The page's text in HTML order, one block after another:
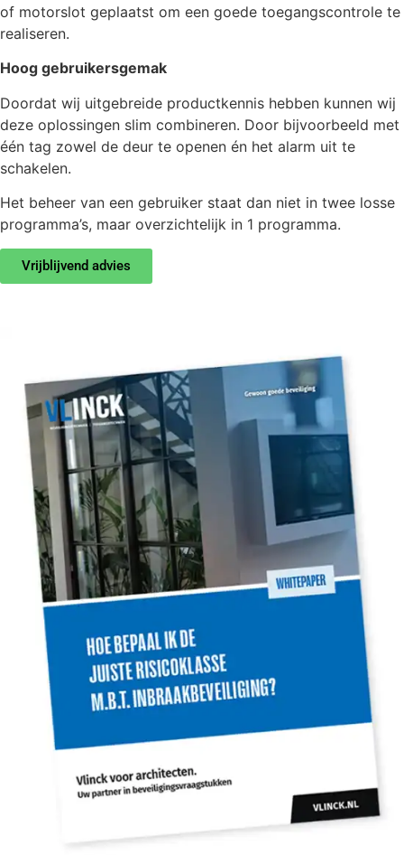
of motorslot geplaatst om een goede toegangscontrole te
realiseren.
Hoog gebruikersgemak
Doordat wij uitgebreide productkennis hebben kunnen wij
deze oplossingen slim combineren. Door bijvoorbeeld met
één tag zowel de deur te openen én het alarm uit te
schakelen.
Het beheer van een gebruiker staat dan niet in twee losse
programma’s, maar overzichtelijk in 1 programma.
Vrijblijvend advies